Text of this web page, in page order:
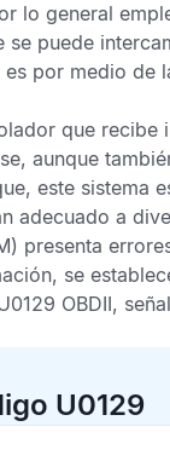
lo general
puede
por medio de
que recibe
aunque
este sistema
adecuado a
presenta
se
OBDII,
U0129